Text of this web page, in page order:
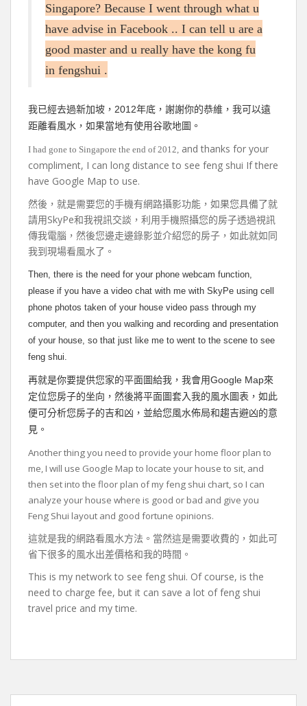
Singapore? Because I went through what u
have advise in Facebook .. I can tell u are a
good master and u really have the kong fu
in fengshui .
我已經去過新加坡， 2012年底，謝謝你的恭維，我可以遠
距離看風水，如果當地有使用谷歌地圖。
I had gone to Singapore the end of 2012, and thanks for your
compliment, I can long distance to see feng shui If there
have Google Map to use.
然後，就是需要您的手機有網路攝影功能，如果您具備了就
請用SkyPe和我視訊交談，利用手機照攝您的房子透過視訊
傳我電腦，然後您邊走邊錄影並介紹您的房子，如此就如同
我到現場看風水了。
Then, there is the need for your phone webcam function,
please if you have a video chat with me with SkyPe using cell
phone photos taken of your house video pass through my
computer, and then you walking and recording and presentation
of your house, so that just like me to went to the scene to see
feng shui.
再就是你要提供您家的平面圖給我，我會用Google Map來
定位您房子的坐向，然後將平面圖套入我的風水圖表，如此
便可分析您房子的吉和凶，並給您風水佈局和趨吉避凶的意
見。
Another thing you need to provide your home floor plan to
me, I will use Google Map to locate your house to sit, and
then set into the floor plan of my feng shui chart, so I can
analyze your house where is good or bad and give you
Feng Shui layout and good fortune opinions.
這就是我的網路看風水方法。當然這是需要收費的，如此可
省下很多的風水出差價格和我的時間。
This is my network to see feng shui. Of course, is the
need to charge fee, but it can save a lot of feng shui
travel price and my time.